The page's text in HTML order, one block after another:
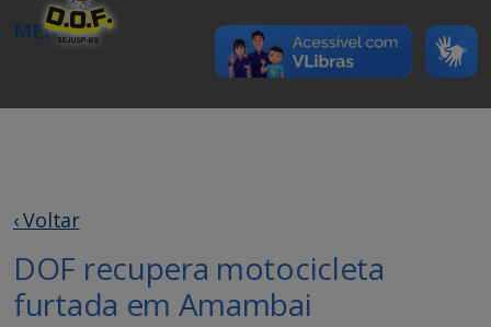
MENU
‹ Voltar
DOF recupera motocicleta
furtada em Amambai